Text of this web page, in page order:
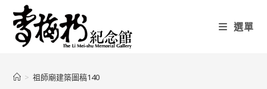
選單
> 祖師廟建築圖稿140